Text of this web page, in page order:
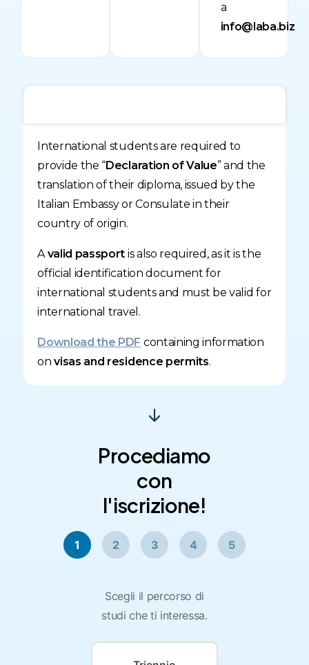
a
info@laba.biz
International students are required to
provide the “Declaration of Value” and the
translation of their diploma, issued by the
Italian Embassy or Consulate in their
country of origin.
Avalid passport is also required, as it is the
official identification document for
international students and must be valid for
international travel.
Download the PDF containing information
onvisas and residence permits.
Procediamo
con
l'iscrizione!
1 2 3 4 5
Scegli il percorso di
studi che ti interessa.